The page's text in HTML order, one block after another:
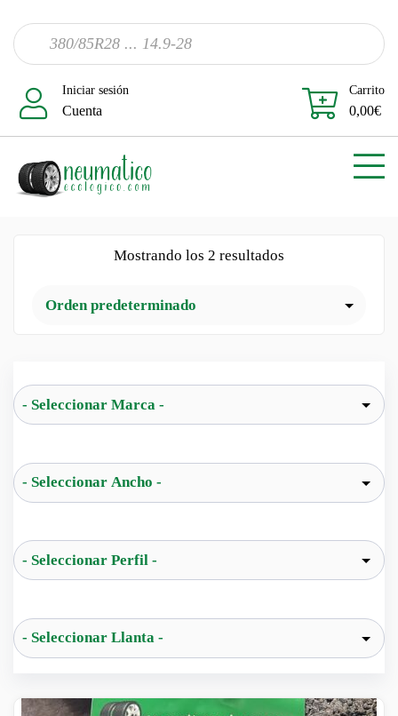
Iniciar sesión
Cuenta
Carrito
0,00€
Mostrando los 2 resultados